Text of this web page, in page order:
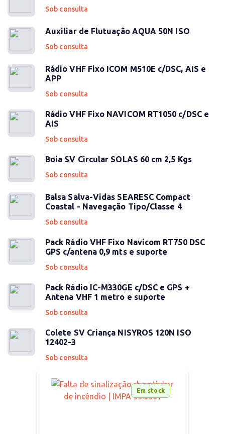
Sob consulta
Auxiliar de Flutuação AQUA 50N ISO
Sob consulta
Rádio VHF Fixo ICOM M510E c/DSC, AIS e
APP
Sob consulta
Rádio VHF Fixo NAVICOM RT1050 c/DSC e
AIS
Sob consulta
Boia SV Circular SOLAS 60 cm 2,5 Kgs
Sob consulta
Balsa Salva-Vidas SEARESC Compact
Coastal - Navegação Tipo/Classe 4
Sob consulta
Pack Rádio VHF Fixo Navicom RT750 DSC
GPS c/antena 0,9 mts e suporte
Sob consulta
Pack Rádio IC-M330GE c/DSC e GPS +
Antena VHF 1 metro e suporte
Sob consulta
Colete SV Criança NISYROS 120N ISO
12402-3
Sob consulta
Em stock